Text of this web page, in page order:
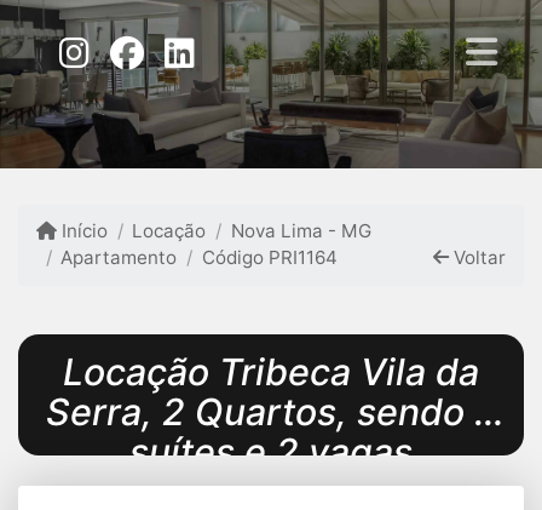
Início Locação
Nova Lima - MG
Apartamento
Código PRI1164 Voltar
Locação Tribeca Vila da
Serra, 2 Quartos, sendo 2
suítes e 2 vagas